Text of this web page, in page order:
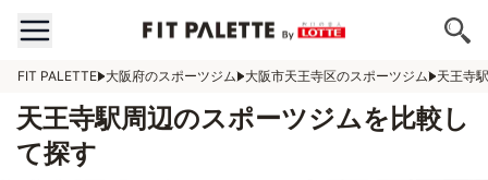
FIT PALETTE 大阪府のスポーツジム 大阪市天王寺区のスポーツジム 天王寺
天王寺駅周辺のスポーツジムを比較し
て探す